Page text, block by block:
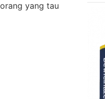
yang tau